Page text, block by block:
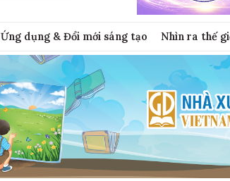
Ứng dụng & Đổi mới sáng tạo Nhìn ra thế